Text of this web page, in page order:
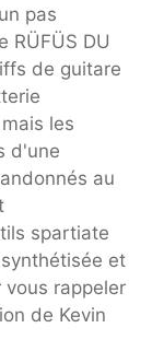
pas
RÜFÜS DU
de guitare
les
d'une
au
spartiate
et
rappeler
de Kevin